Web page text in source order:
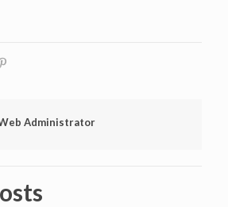
Administrator